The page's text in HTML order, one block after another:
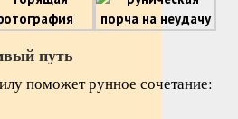
путь
поможет рунное сочетание: